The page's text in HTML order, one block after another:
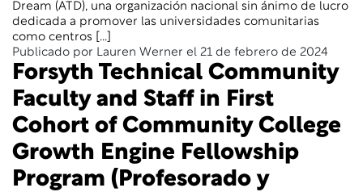
Dream (ATD), una organización nacional sin ánimo de lucro
dedicada a promover las universidades comunitarias
como centros [...]
Publicado por Lauren Werner el 21 de febrero de 2024
Forsyth Technical Community
Faculty and Staff in First
Cohort of Community College
Growth Engine Fellowship
Program (Profesorado y